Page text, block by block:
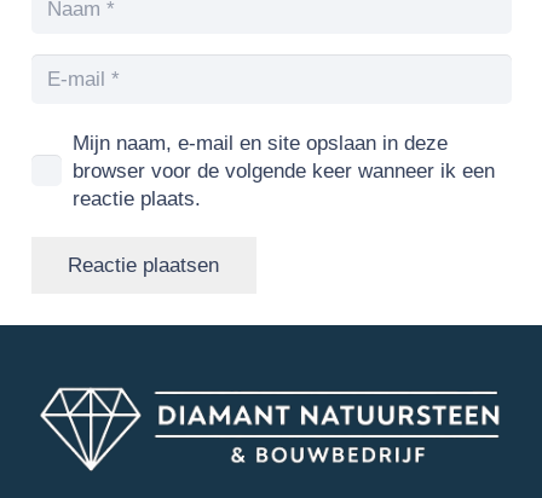
Mijn naam, e-mail en site opslaan in deze
browser voor de volgende keer wanneer ik een
reactie plaats.
Reactie plaatsen